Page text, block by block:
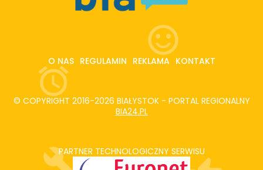
O NAS REGULAMIN REKLAMA KONTAKT
© COPYRIGHT 2016-2026 BIAŁYSTOK - PORTAL REGIONALNY
BIA24.PL
PARTNER TECHNOLOGICZNY SERWISU